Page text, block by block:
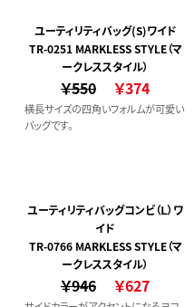
ユーティリティバッグ(S)ワイド
TR-0251 MARKLESS STYLE（マ
ークレススタイル）
￥550 ￥374
横長サイズの四角いフォルムが可愛い
バッグです。
ユーティリティバッグコンビ（Ｌ）ワ
イド
TR-0766 MARKLESS STYLE（マ
ークレススタイル）
￥946 ￥627